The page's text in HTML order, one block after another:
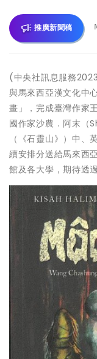
推廣新聞稿
(中央社訊息服務
與馬來西亞漢文化中
畫」，完成臺灣作家
國作家沙農．阿末
（《石靈山》）中
續安排分送給馬來西
館及各大學，期待透